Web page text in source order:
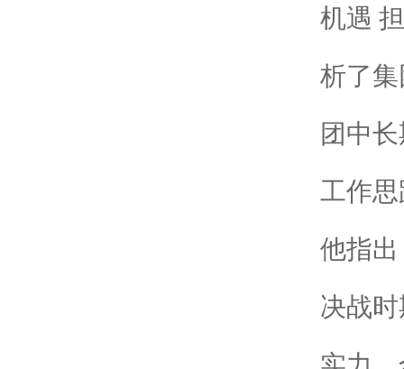
机遇
析了
团中
工作
他指
决战